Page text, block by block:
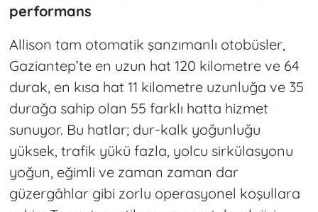
performans
Allison tam otomatik şanzımanlı otobüsler,
Gaziantep’te en uzun hat 120 kilometre ve 64
durak, en kısa hat 11 kilometre uzunluğa ve 35
durağa sahip olan 55 farklı hatta hizmet
sunuyor. Bu hatlar; dur-kalk yoğunluğu
yüksek, trafik yükü fazla, yolcu sirkülasyonu
yoğun, eğimli ve zaman zaman dar
güzergâhlar gibi zorlu operasyonel koşullara